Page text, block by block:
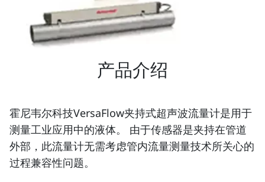
产品介绍
霍尼韦尔科技VersaFlow夹持式超声波流量计是用于
测量工业应用中的液体。 由于传感器是夹持在管道
外部，此流量计无需考虑管内流量测量技术所关心的
过程兼容性问题。